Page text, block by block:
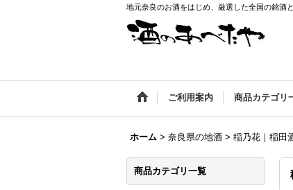
地元奈良のお酒をはじめ、厳選した全国の銘酒
ご利用案内 商品カテゴリ
ホーム > 奈良県の地酒 > 稲乃花｜稲田
商品カテゴリ一覧